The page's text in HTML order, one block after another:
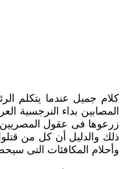
كلام جميل عندما يتكلم
المصابين بداء النرجسية
زرعوها فى عقول
ذلك والدليل أن كل من
وأحلام المكافئات التى